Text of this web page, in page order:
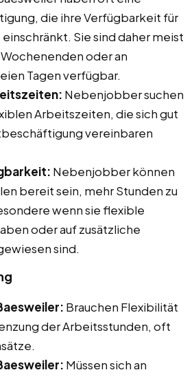
die ihre Verfügbarkeit für
Sie sind daher meist
oder an
Tagen verfügbar.
Nebenjobber suchen
Arbeitszeiten, die sich gut
vereinbaren
Nebenjobber können
bereit sein, mehr Stunden zu
wenn sie flexible
oder auf zusätzliche
sind.
Brauchen Flexibilität
der Arbeitsstunden, oft
Müssen sich an